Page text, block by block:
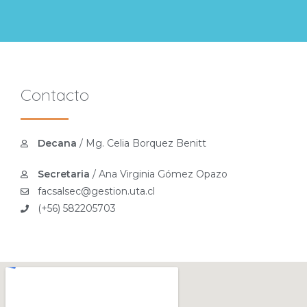
Contacto
Decana / Mg. Celia Borquez Benitt
Secretaria / Ana Virginia Gómez Opazo
facsalsec@gestion.uta.cl
(+56) 582205703